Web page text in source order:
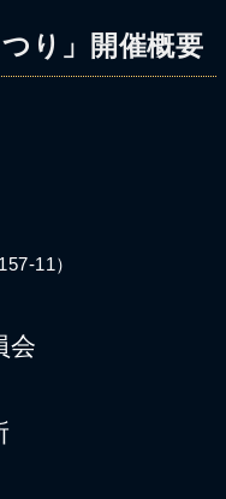
り」開催概要
11）
会